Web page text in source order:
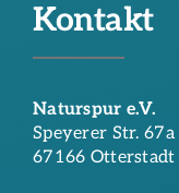
Kontakt
Naturspur e.V.
Speyerer Str. 67a
67166 Otterstadt